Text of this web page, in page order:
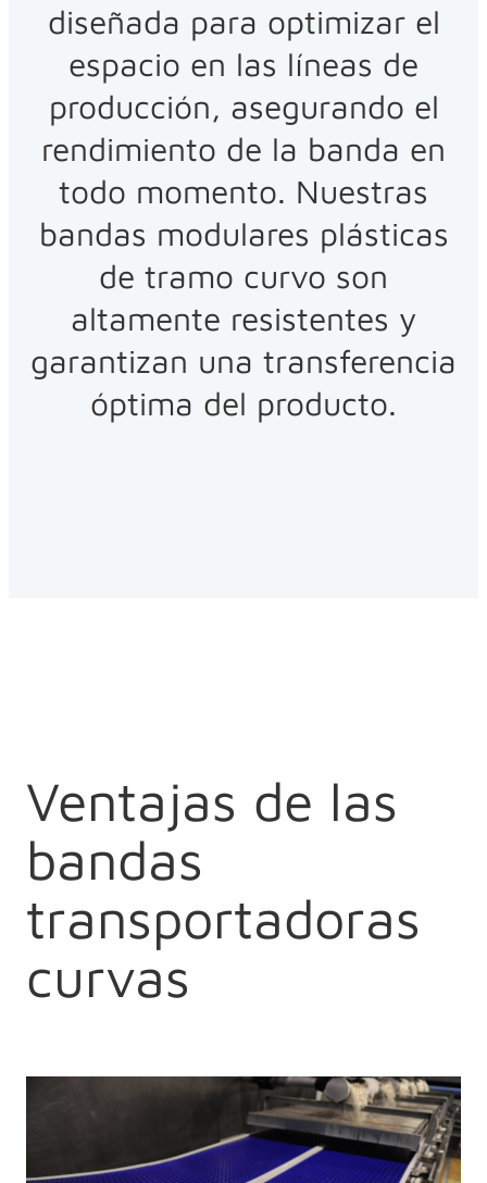
diseñada para optimizar el
espacio en las líneas de
producción, asegurando el
rendimiento de la banda en
todo momento. Nuestras
bandas modulares plásticas
de tramo curvo son
altamente resistentes y
garantizan una transferencia
óptima del producto.
Ventajas de las
bandas
transportadoras
curvas